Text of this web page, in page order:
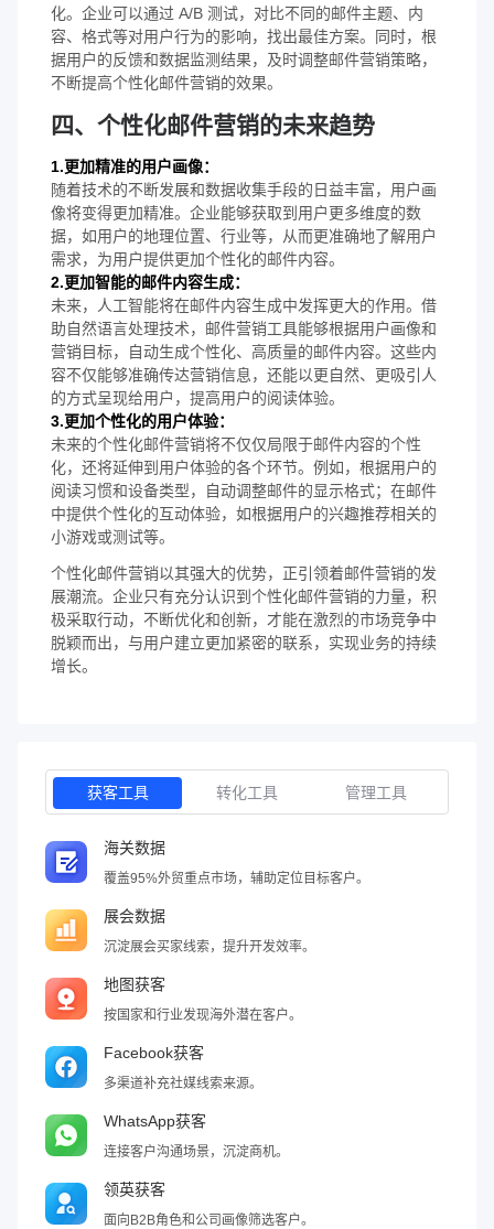
化。企业可以通过 A/B 测试，对比不同的邮件主题、内
容、格式等对用户行为的影响，找出最佳方案。同时，根
据用户的反馈和数据监测结果，及时调整邮件营销策略，
不断提高个性化邮件营销的效果。
四、个性化邮件营销的未来趋势
1.更加精准的用户画像：
随着技术的不断发展和数据收集手段的日益丰富，用户画
像将变得更加精准。企业能够获取到用户更多维度的数
据，如用户的地理位置、行业等，从而更准确地了解用户
需求，为用户提供更加个性化的邮件内容。
2.更加智能的邮件内容生成：
未来，人工智能将在邮件内容生成中发挥更大的作用。借
助自然语言处理技术，邮件营销工具能够根据用户画像和
营销目标，自动生成个性化、高质量的邮件内容。这些内
容不仅能够准确传达营销信息，还能以更自然、更吸引人
的方式呈现给用户，提高用户的阅读体验。
3.更加个性化的用户体验：
未来的个性化邮件营销将不仅仅局限于邮件内容的个性
化，还将延伸到用户体验的各个环节。例如，根据用户的
阅读习惯和设备类型，自动调整邮件的显示格式；在邮件
中提供个性化的互动体验，如根据用户的兴趣推荐相关的
小游戏或测试等。
个性化邮件营销以其强大的优势，正引领着邮件营销的发
展潮流。企业只有充分认识到个性化邮件营销的力量，积
极采取行动，不断优化和创新，才能在激烈的市场竞争中
脱颖而出，与用户建立更加紧密的联系，实现业务的持续
增长。
获客工具 转化工具 管理工具
海关数据
覆盖95%外贸重点市场，辅助定位目标客户。
展会数据
沉淀展会买家线索，提升开发效率。
地图获客
按国家和行业发现海外潜在客户。
Facebook获客
多渠道补充社媒线索来源。
WhatsApp获客
连接客户沟通场景，沉淀商机。
领英获客
面向B2B角色和公司画像筛选客户。